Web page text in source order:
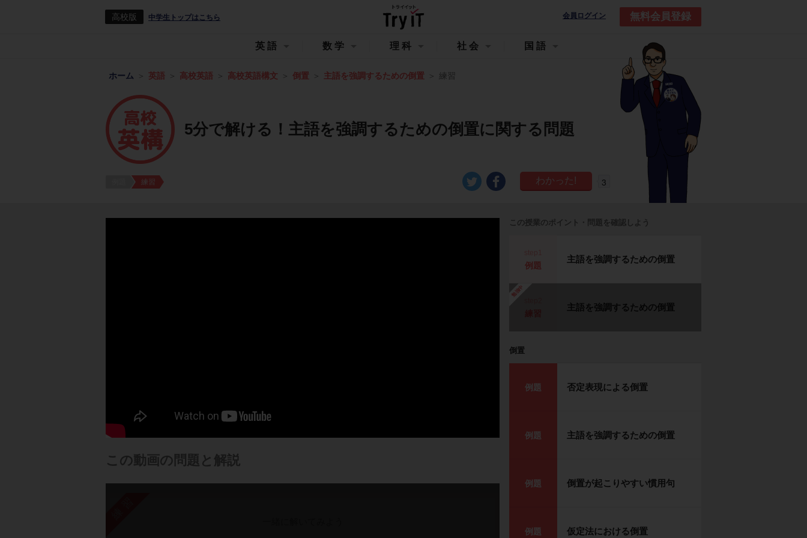
高校版 中学生トップはこちら 会員ログイン 無料会員登録
英語 数学 理科 社会 国語
ホーム 英語 高校英語 高校英語構文 倒置 主語を強調するための倒置 練習
5分で解ける！主語を強調するための倒置に関する問題
練習 3
この動画の問題と解説
この授業のポイント・問題を確認しよう
例題
主語を強調するための倒置
勉強中
主語を強調するための倒置
倒置
例題 否定表現による倒置
例題 主語を強調するための倒置
例題 倒置が起こりやすい慣用句
例題 仮定法における倒置